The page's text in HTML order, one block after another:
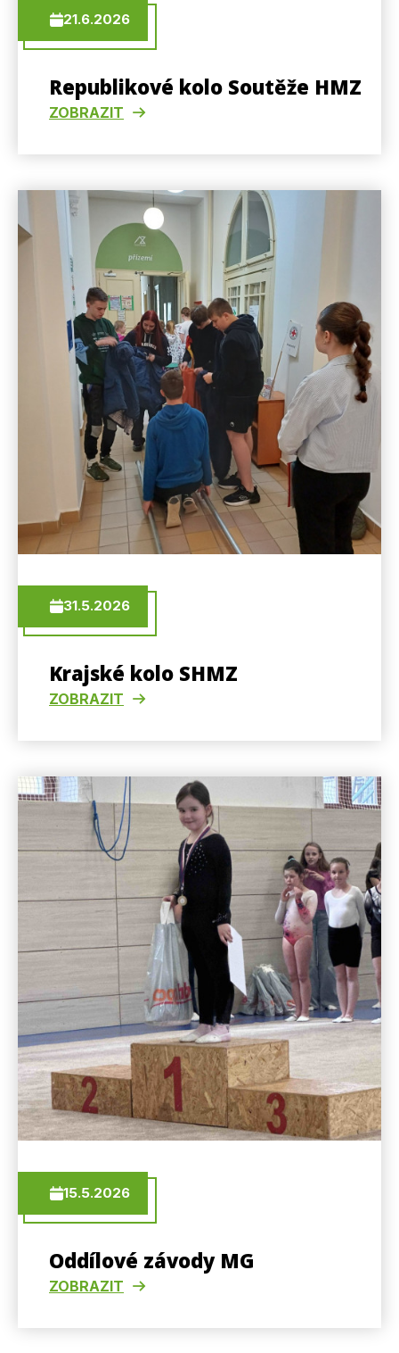
21.6.2026
Republikové kolo Soutěže HMZ
ZOBRAZIT
31.5.2026
Krajské kolo SHMZ
ZOBRAZIT
15.5.2026
Oddílové závody MG
ZOBRAZIT